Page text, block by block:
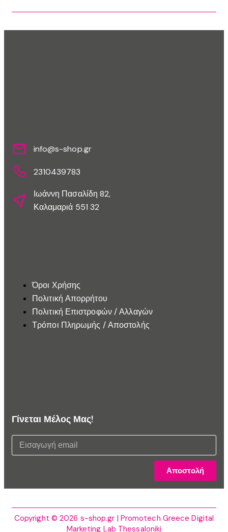
info@s-shop.gr
2310439783
Ιωάννη Πασαλίδη 82,
Καλαμαριά 551 32
Όροι Χρήσης
Πολιτική Απορρήτου
Πολιτική Επιστροφών / Αλλαγών
Τρόποι Πληρωμής / Αποστολής
Γίνεται Μέλος Μας!
Αποστολή
Copyright © 2026 s-shop.gr | Promotech Greece Digital
Marketing Lab Thessaloniki